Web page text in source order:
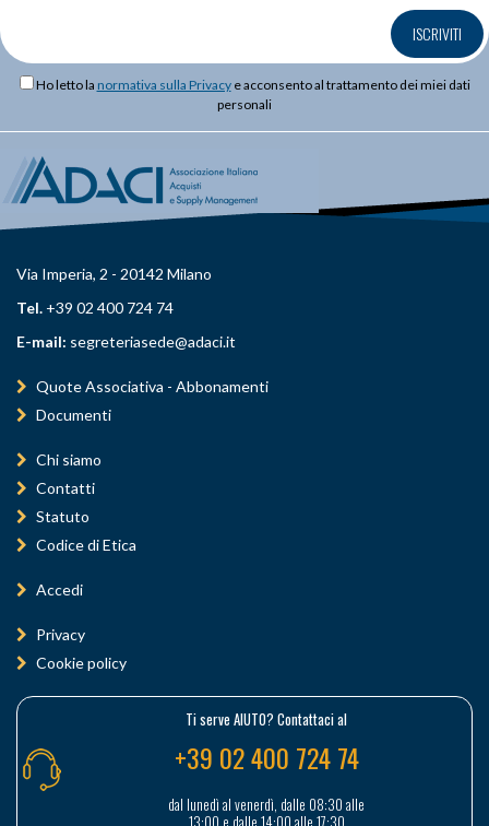
ISCRIVITI
Ho letto la normativa sulla Privacye acconsento al trattamento dei miei dati
personali
Via Imperia, 2 - 20142 Milano
Tel. +39 02 400 724 74
E-mail: segreteriasede@adaci.it
Quote Associativa - Abbonamenti
Documenti
Chi siamo
Contatti
Statuto
Codice di Etica
Accedi
Privacy
Cookie policy
Ti serve AIUTO? Contattaci al
+39 02 400 724 74
dal lunedì al venerdì, dalle 08:30 alle
13:00 e dalle 14:00 alle 17:30